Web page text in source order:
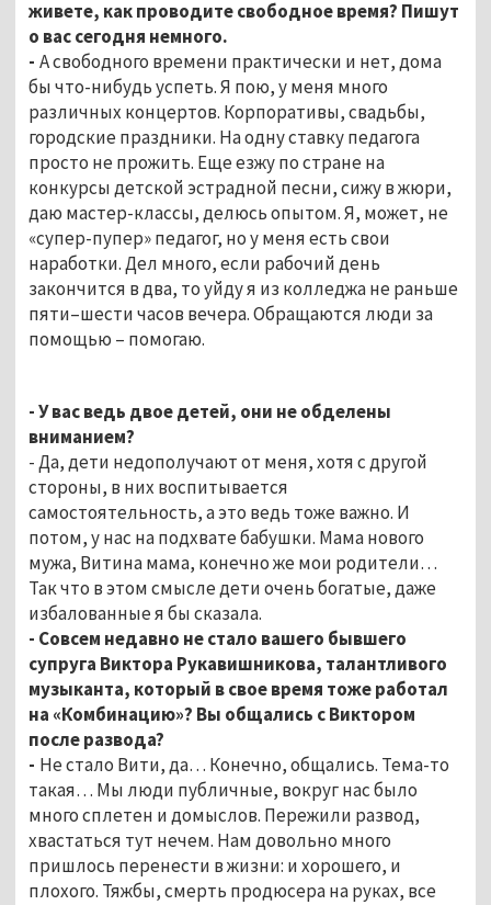
живете, как проводите свободное время? Пишут
о вас сегодня немного.
- А свободного времени практически и нет, дома
бы что-нибудь успеть. Я пою, у меня много
различных концертов. Корпоративы, свадьбы,
городские праздники. На одну ставку педагога
просто не прожить. Еще езжу по стране на
конкурсы детской эстрадной песни, сижу в жюри,
даю мастер-классы, делюсь опытом. Я, может, не
«супер-пупер» педагог, но у меня есть свои
наработки. Дел много, если рабочий день
закончится в два, то уйду я из колледжа не раньше
пяти–шести часов вечера. Обращаются люди за
помощью – помогаю.
- У вас ведь двое детей, они не обделены
вниманием?
- Да, дети недополучают от меня, хотя с другой
стороны, в них воспитывается
самостоятельность, а это ведь тоже важно. И
потом, у нас на подхвате бабушки. Мама нового
мужа, Витина мама, конечно же мои родители…
Так что в этом смысле дети очень богатые, даже
избалованные я бы сказала.
- Совсем недавно не стало вашего бывшего
супруга Виктора Рукавишникова, талантливого
музыканта, который в свое время тоже работал
на «Комбинацию»? Вы общались с Виктором
после развода?
- Не стало Вити, да… Конечно, общались. Тема-то
такая… Мы люди публичные, вокруг нас было
много сплетен и домыслов. Пережили развод,
хвастаться тут нечем. Нам довольно много
пришлось перенести в жизни: и хорошего, и
плохого. Тяжбы, смерть продюсера на руках, все